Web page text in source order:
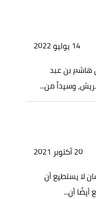
14 يوليو 2022
هاشم بن عبد
وسيداً من...
20 أكتوبر 2021
لا يستطيع أن
أيضًا أن...